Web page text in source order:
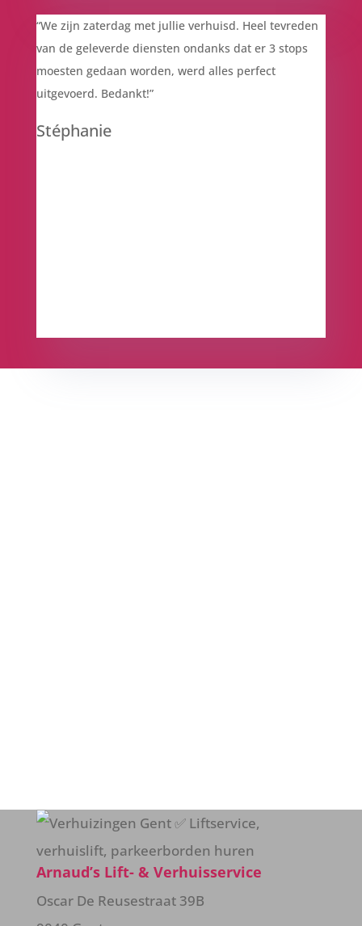
“We zijn zaterdag met jullie verhuisd. Heel tevreden
van de geleverde diensten ondanks dat er 3 stops
moesten gedaan worden, werd alles perfect
uitgevoerd. Bedankt!”
Stéphanie
Arnaud’s Lift- & Verhuisservice
Oscar De Reusestraat 39B